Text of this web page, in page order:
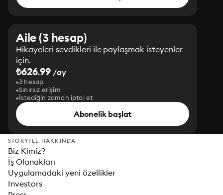
Aile (3 hesap)
Hikayeleri sevdikleri ile paylaşmak isteyenler
için.
₺626.99 /ay
3 hesap
Sınırsız erişim
İstediğin zaman iptal et
Abonelik başlat
STORYTEL HAKKINDA
Biz Kimiz?
İş Olanakları
Uygulamadaki yeni özellikler
Investors